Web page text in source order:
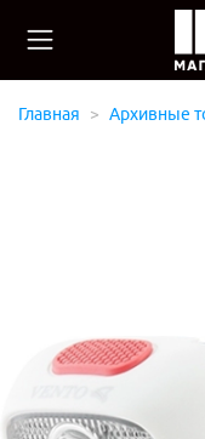
Главная Архивные